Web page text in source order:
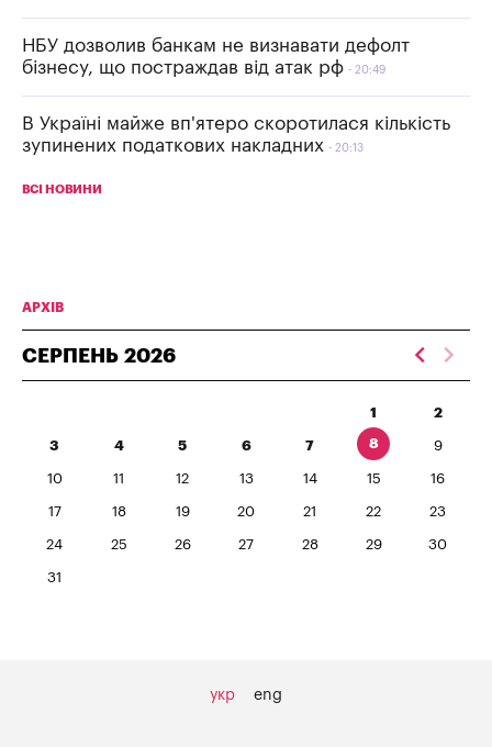
НБУ дозволив банкам не визнавати дефолт
бізнесу, що постраждав від атак рф
20:49
В Україні майже вп'ятеро скоротилася кількість
зупинених податкових накладних
20:13
ВСІ НОВИНИ
АРХІВ
СЕРПЕНЬ 2026
1 2
3 4 5 6 7 8 9
10 11 12 13 14 15 16
17 18 19 20 21 22 23
24 25 26 27 28 29 30
31
укр eng